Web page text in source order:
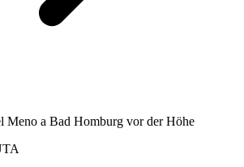
Meno a Bad Homburg vor der Höhe